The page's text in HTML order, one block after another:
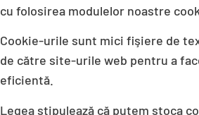
cu folosirea modulelor noastre
Cookie-urile sunt mici fişiere de
de către site-urile web pentru a
eficientă.
Legea stipulează că putem stoca